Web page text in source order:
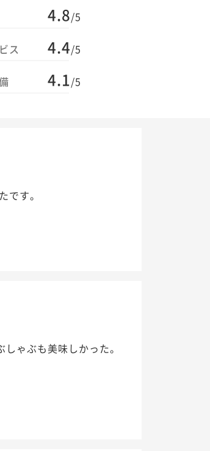
4.8/5
ス 4.4/5
4.1/5
す。
ゃぶも美味しかった。